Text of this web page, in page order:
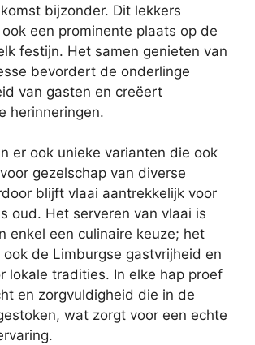
bijzonder. Dit lekkers
een prominente plaats op de
festijn. Het samen genieten van
bevordert de onderlinge
van gasten en creëert
herinneringen.
er ook unieke varianten die ook
gezelschap van diverse
blijft vlaai aantrekkelijk voor
oud. Het serveren van vlaai is
enkel een culinaire keuze; het
de Limburgse gastvrijheid en
lokale tradities. In elke hap proef
en zorgvuldigheid die in de
wat zorgt voor een echte